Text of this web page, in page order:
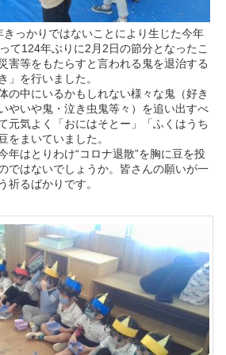
っかりではないことにより生じた今年
て124年ぶりに2月2日の節分となったこ
害等をもたらすと言われる鬼を退治する
」を行いました。
の中にいるかもしれない様々な鬼（好き
やいや鬼・泣き虫鬼等々）を追い出すべ
元気よく「おにはそとー」「ふくはうち
をまいていました。
はとりわけ“コロナ退散”を胸に豆を投
ではないでしょうか。皆さんの願いが一
祈るばかりです。